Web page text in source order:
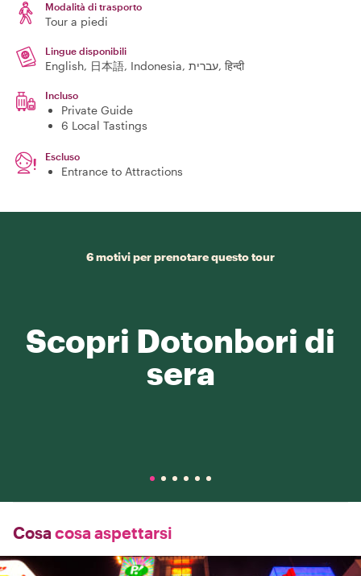
Modalità di trasporto
Tour a piedi
Lingue disponibili
English, 日本語, Indonesia, עברית, हिन्दी
Incluso
Private Guide
6 Local Tastings
Escluso
Entrance to Attractions
6 motivi per prenotare questo tour
Scopri Dotonbori di
sera
Cosa cosa aspettarsi